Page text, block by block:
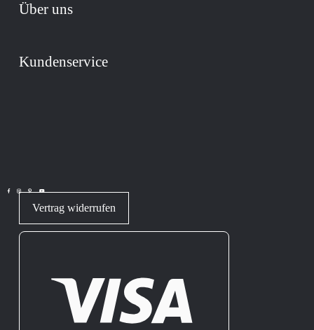
Über uns
Kundenservice
Vertrag widerrufen